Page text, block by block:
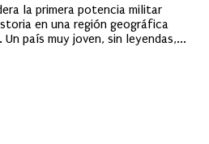
la primera potencia militar
en una región geográfica
país muy joven, sin leyendas,...